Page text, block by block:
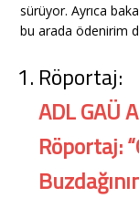
sürüyor. Ayrıca
bu arada ödenirim
Röportaj:
ADL GAÜ
Röportaj: